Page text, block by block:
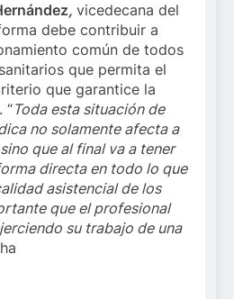
, vicedecana del
debe contribuir a
común de todos
que permita el
que garantice la
“Toda esta situación de
no solamente afecta a
que al final va a tener
directa en todo lo que
asistencial de los
que el profesional
su trabajo de una
ha